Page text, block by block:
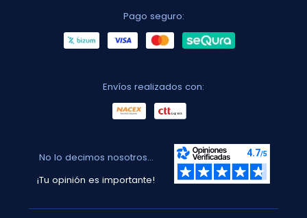
Pago seguro:
Envíos realizados con:
No lo decimos nosotros...
¡Tu opinión es importante!